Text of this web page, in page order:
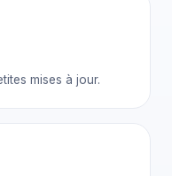
mises à jour.